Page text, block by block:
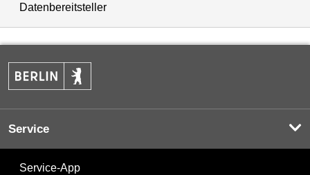
Datenbereitsteller
Service
Service-App